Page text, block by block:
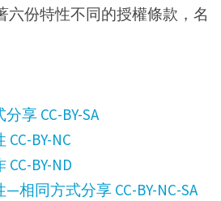
六份特性不同的授權條款，名
享 CC-BY-SA
BY-NC
BY-ND
同方式分享 CC-BY-NC-SA